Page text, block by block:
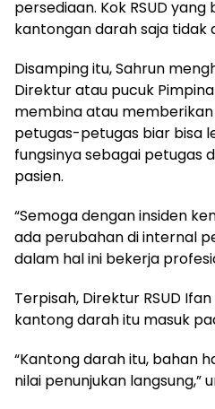
persediaan. Kok RSUD
kantongan darah saja tidak
Disamping itu, Sahrun
Direktur atau pucuk
membina atau
petugas-petugas biar bisa
fungsinya sebagai petugas
pasien.
“Semoga dengan insiden
ada perubahan di internal
dalam hal ini bekerja
Terpisah, Direktur RSUD
kantong darah itu masuk
“Kantong darah itu, bahan
nilai penunjukan langsung,”